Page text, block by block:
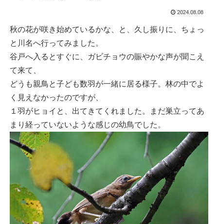
2024.08.08
秋の花が咲き始めているかな、と、久し振りに、ちょっ
と川名へ行ってみました。
谷戸へ入るとすぐに、ガビチョウの賑やかな声が聞こえ
て来て、
どうも親鳥と子ども数羽が一緒に居る様子。林の中でよ
く見えなかったのですが、
１羽がヒョイと、出てきてくれました。まだ巣立ってあ
まり経っていないような感じの幼鳥でした。